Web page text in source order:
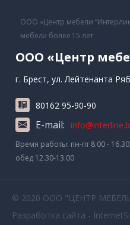
ООО «Центр мебели
мебели более 15 лет.
ООО «Центр
г. Брест, ул. Лейтенанта
80162 95-90-90
E-mail:
Время работы: пн-пт 8.00 - 16.30,
обед 12.30-13.00
© 2020 ООО "ЦЕНТР
Разработка сайта -